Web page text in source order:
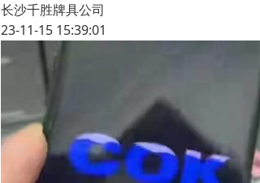
长沙千胜牌具公司
23-11-15 15:39:01